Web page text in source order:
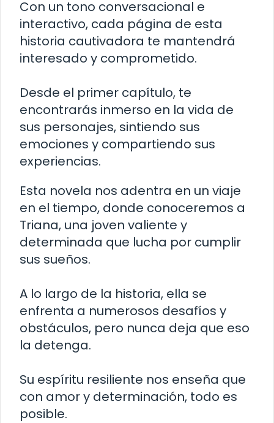
Con un tono conversacional e
interactivo, cada página de esta
historia cautivadora te mantendrá
interesado y comprometido.
Desde el primer capítulo, te
encontrarás inmerso en la vida de
sus personajes, sintiendo sus
emociones y compartiendo sus
experiencias.
Esta novela nos adentra en un viaje
en el tiempo, donde conoceremos a
Triana, una joven valiente y
determinada que lucha por cumplir
sus sueños.
A lo largo de la historia, ella se
enfrenta a numerosos desafíos y
obstáculos, pero nunca deja que eso
la detenga.
Su espíritu resiliente nos enseña que
con amor y determinación, todo es
posible.